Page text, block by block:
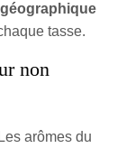
tasse.
non
arômes du